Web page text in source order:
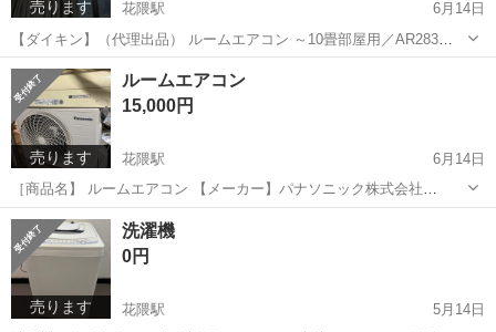
売ります 花隈駅
6月14日
【ダイキン】（代理出品） ルームエアコン ～10畳部屋用／AR283
AEBKS 2023年モデル エアコンポンプダウンから取り外しました。室
外機もセットでお渡しします。 ※掃除は去年業者洗浄してから今年は
業者の洗浄...
兵庫 神戸市
売ります
ルームエアコン
15,000円
花隈駅
6月14日
［商品名】 ルームエアコン 【メーカー】パナソニック株式会社
Panasonic 【型番】 CS- F285C-W 【年式】2015年製 業者にエアコン
ポンプダウン済み。 10畳部房用 ，お渡しは室内機、室外機、リモコ
ン、...
兵庫 神戸市 花隈駅
売ります
洗濯機
0円
花隈駅
5月14日